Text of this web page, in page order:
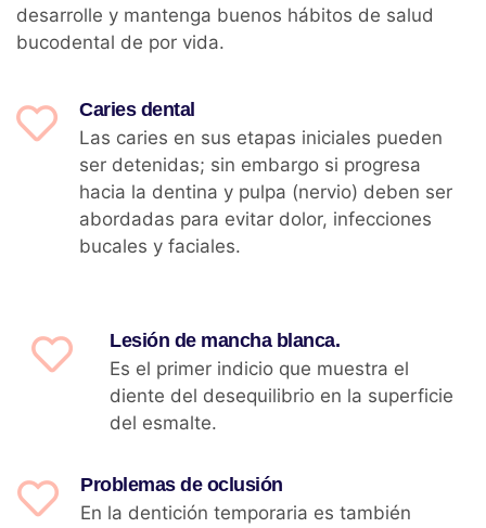
desarrolle y mantenga buenos hábitos de salud
bucodental de por vida.
Caries dental
Las caries en sus etapas iniciales pueden
ser detenidas; sin embargo si progresa
hacia la dentina y pulpa (nervio) deben ser
abordadas para evitar dolor, infecciones
bucales y faciales.
Lesión de mancha blanca.
Es el primer indicio que muestra el
diente del desequilibrio en la superficie
del esmalte.
Problemas de oclusión
En la dentición temporaria es también